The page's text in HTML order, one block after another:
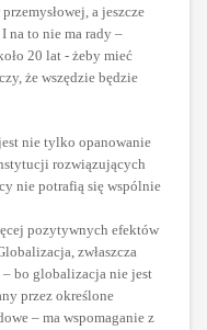
a jeszcze
na to nie ma rady –
20 lat - żeby mieć
że wszędzie będzie
nie tylko opanowanie
rozwiązujących
nie potrafią się wspólnie
pozytywnych efektów
zwłaszcza
– bo globalizacja nie jest
przez określone
– ma wspomaganie z